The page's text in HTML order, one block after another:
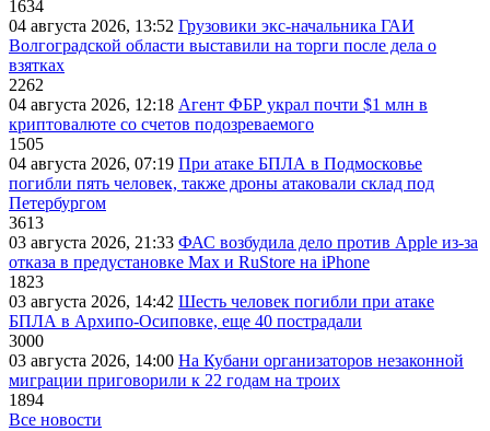
1634
04 августа 2026, 13:52 Грузовики экс-начальника ГАИ
Волгоградской области выставили на торги после дела о
взятках
2262
04 августа 2026, 12:18 Агент ФБР украл почти $1 млн в
криптовалюте со счетов подозреваемого
1505
04 августа 2026, 07:19 При атаке БПЛА в Подмосковье
погибли пять человек, также дроны атаковали склад под
Петербургом
3613
03 августа 2026, 21:33 ФАС возбудила дело против Apple из-за
отказа в предустановке Max и RuStore на iPhone
1823
03 августа 2026, 14:42 Шесть человек погибли при атаке
БПЛА в Архипо-Осиповке, еще 40 пострадали
3000
03 августа 2026, 14:00 На Кубани организаторов незаконной
миграции приговорили к 22 годам на троих
1894
Все новости